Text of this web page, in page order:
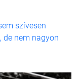
szívesen
de nem nagyon